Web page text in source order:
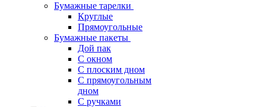
Бумажные тарелки
Круглые
Прямоугольные
Бумажные пакеты
Дой пак
С окном
С плоским дном
С прямоугольным
дном
С ручками